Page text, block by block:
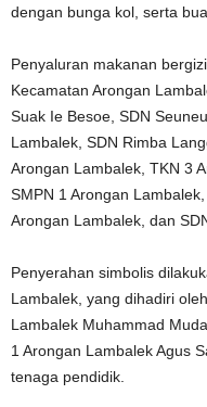
dengan bunga kol, serta
Penyaluran makanan
Kecamatan Arongan
Suak Ie Besoe, SDN
Lambalek, SDN Rimba
Arongan Lambalek, TKN 3
SMPN 1 Arongan
Arongan Lambalek, dan
Penyerahan simbolis
Lambalek, yang dihadiri
Lambalek Muhammad
1 Arongan Lambalek Agus
tenaga pendidik.